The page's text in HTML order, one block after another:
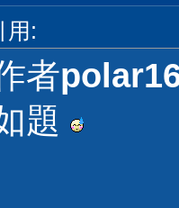
用:
者
題